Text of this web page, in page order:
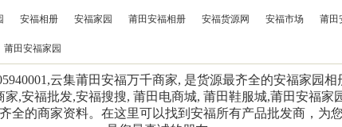
安福相册 安福家园 莆田安福相册 安福货源网 安福市场 莆田
莆田安福家园
云集莆田安福万千商家, 是货源最齐全的安福家园
,安福批发,安福搜搜, 莆田电商城, 莆田鞋服城,莆田安福家
全的商家资料。在这里可以找到安福所有产品批发商，为